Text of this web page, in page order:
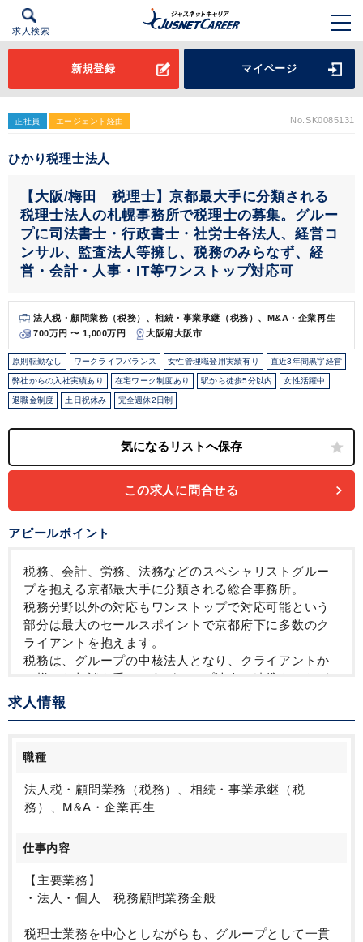
求人検索
新規登録 マイページ
正社員 エージェント経由 No.SK0085131
ひかり税理士法人
【大阪/梅田 税理士】京都最大手に分類される
税理士法人の札幌事務所で税理士の募集。グルー
プに司法書士・行政書士・社労士各法人、経営コ
ンサル、監査法人等擁し、税務のみらなず、経
営・会計・人事・IT等ワンストップ対応可
法人税・顧問業務（税務）、相続・事業承継（税務）、M&A・企業再生
700万円 〜 1,000万円
大阪府大阪市
原則転勤なし ワークライフバランス 女性管理職登用実績有り 直近3年間黒字経営
弊社からの入社実績あり 在宅ワーク制度あり 駅から徒歩5分以内 女性活躍中
退職金制度 土日祝休み 完全週休2日制
この求人に問合せる
アピールポイント
税務、会計、労務、法務などのスペシャリストグルー
プを抱える京都最大手に分類される総合事務所。
税務分野以外の対応もワンストップで対応可能という
部分は最大のセールスポイントで京都府下に多数のク
ライアントを抱えます。
税務は、グループの中核法人となり、クライアントか
ら様々な相談を受け、各グループ法人と連携をしなが
ら仕事ができ、
知識も深める事が出来ます。研修制度も充実していま
求人情報
職種
法人税・顧問業務（税務）、相続・事業承継（税
務）、M&A・企業再生
仕事内容
【主要業務】
・法人・個人 税務顧問業務全般
税理士業務を中心としながらも、グループとして一貫